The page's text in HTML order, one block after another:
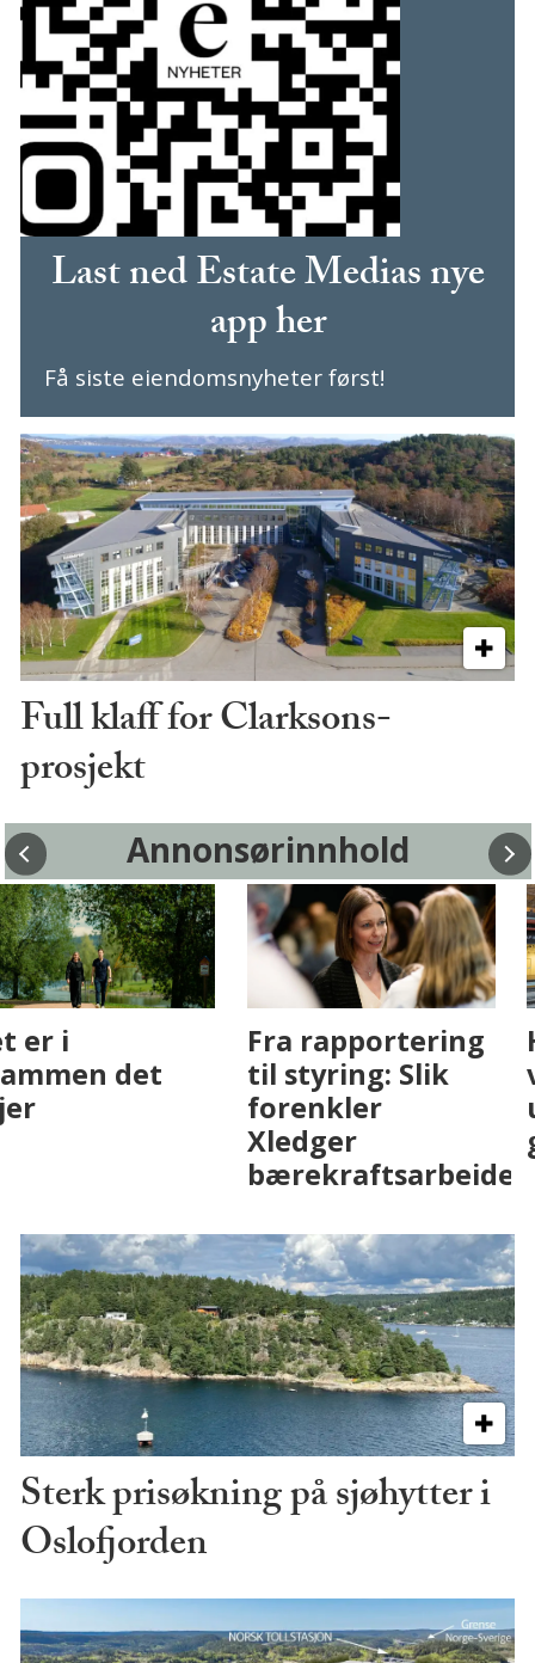
Last ned Estate Medias nye
app her
Få siste eiendomsnyheter først!
Full klaff for Clarksons-
prosjekt
Annonsørinnhold
Fenistra endrer
eiendomsbransjen
med AI. Slik ser vi
Det er i
Drammen det
skjer
Sterk prisøkning på sjøhytter i
Oslofjorden